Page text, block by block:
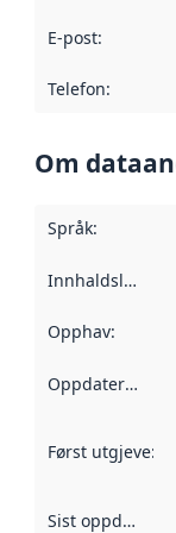
E-post:
Telefon:
Om
Språk:
Innhaldsleverandørar
Opphav:
Oppdateringsfrekvens
Først utgjeve:
Sist oppdatert